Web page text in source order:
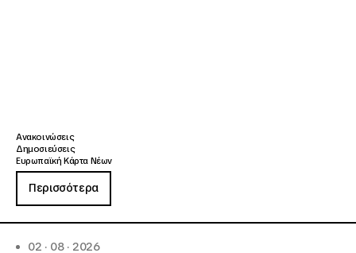
Ανακοινώσεις
Δημοσιεύσεις
Ευρωπαϊκή Κάρτα Νέων
Περισσότερα
02 · 08 · 2026